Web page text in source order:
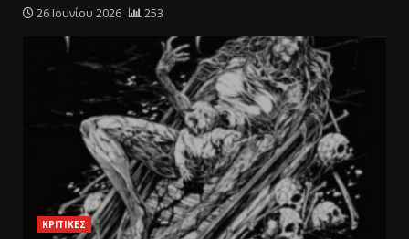
26 Ιουνίου 2026 253
ΚΡΙΤΙΚΕΣ